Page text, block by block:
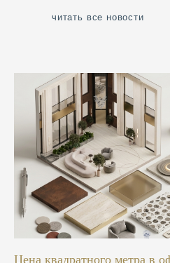
читать все новости
Цена квадратного метра в